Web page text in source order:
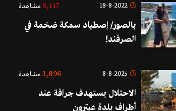
18-8-2022
9,117 مشاهدة
بالصور/ إصطياد سمكة ضخمة في
الصرفند!
8-8-2025
3,896مشاهدة
الاحتلال يستهدف جرافة عند
أطراف بلدة عيترون